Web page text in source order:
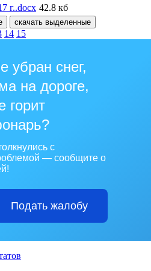
г..docx 42.8 кб
скачать выделенные
14 15
убран снег,
на дороге,
горит
с
— сообщите о
Подать жалобу